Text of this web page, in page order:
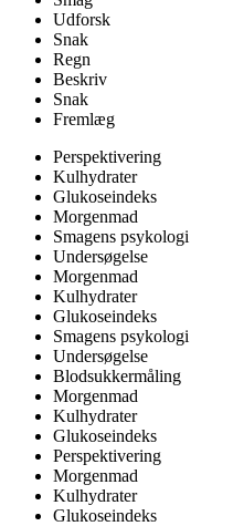
Udforsk
Snak
Regn
Beskriv
Snak
Fremlæg
Perspektivering
Kulhydrater
Glukoseindeks
Morgenmad
Smagens psykologi
Undersøgelse
Morgenmad
Kulhydrater
Glukoseindeks
Smagens psykologi
Undersøgelse
Blodsukkermåling
Morgenmad
Kulhydrater
Glukoseindeks
Perspektivering
Morgenmad
Kulhydrater
Glukoseindeks